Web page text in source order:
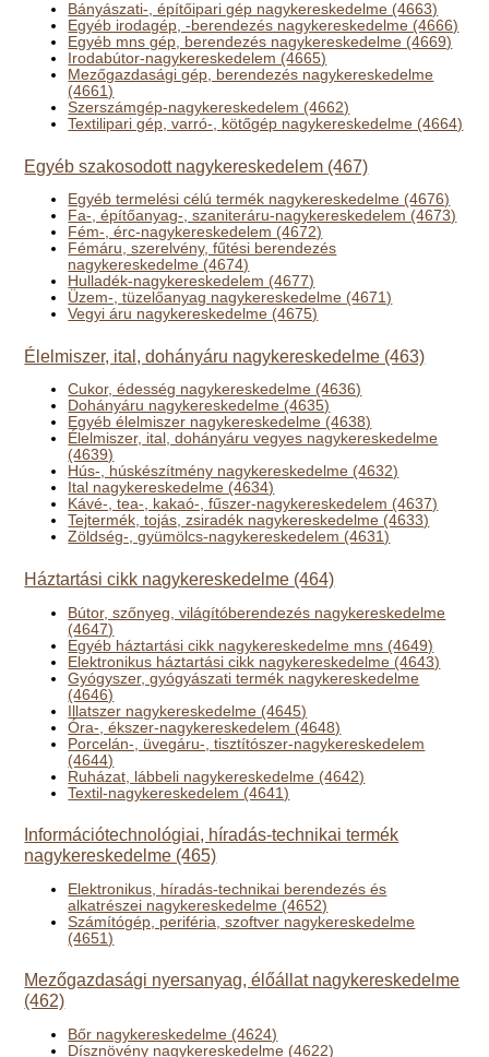
Bányászati-, építőipari gép nagykereskedelme (4663)
Egyéb irodagép, -berendezés nagykereskedelme (4666)
Egyéb mns gép, berendezés nagykereskedelme (4669)
Irodabútor-nagykereskedelem (4665)
Mezőgazdasági gép, berendezés nagykereskedelme
(4661)
Szerszámgép-nagykereskedelem (4662)
Textilipari gép, varró-, kötőgép nagykereskedelme (4664)
Egyéb szakosodott nagykereskedelem (467)
Egyéb termelési célú termék nagykereskedelme (4676)
Fa-, építőanyag-, szaniteráru-nagykereskedelem (4673)
Fém-, érc-nagykereskedelem (4672)
Fémáru, szerelvény, fűtési berendezés
nagykereskedelme (4674)
Hulladék-nagykereskedelem (4677)
Üzem-, tüzelőanyag nagykereskedelme (4671)
Vegyi áru nagykereskedelme (4675)
Élelmiszer, ital, dohányáru nagykereskedelme (463)
Cukor, édesség nagykereskedelme (4636)
Dohányáru nagykereskedelme (4635)
Egyéb élelmiszer nagykereskedelme (4638)
Élelmiszer, ital, dohányáru vegyes nagykereskedelme
(4639)
Hús-, húskészítmény nagykereskedelme (4632)
Ital nagykereskedelme (4634)
Kávé-, tea-, kakaó-, fűszer-nagykereskedelem (4637)
Tejtermék, tojás, zsiradék nagykereskedelme (4633)
Zöldség-, gyümölcs-nagykereskedelem (4631)
Háztartási cikk nagykereskedelme (464)
Bútor, szőnyeg, világítóberendezés nagykereskedelme
(4647)
Egyéb háztartási cikk nagykereskedelme mns (4649)
Elektronikus háztartási cikk nagykereskedelme (4643)
Gyógyszer, gyógyászati termék nagykereskedelme
(4646)
Illatszer nagykereskedelme (4645)
Óra-, ékszer-nagykereskedelem (4648)
Porcelán-, üvegáru-, tisztítószer-nagykereskedelem
(4644)
Ruházat, lábbeli nagykereskedelme (4642)
Textil-nagykereskedelem (4641)
Információtechnológiai, híradás-technikai termék
nagykereskedelme (465)
Elektronikus, híradás-technikai berendezés és
alkatrészei nagykereskedelme (4652)
Számítógép, periféria, szoftver nagykereskedelme
(4651)
Mezőgazdasági nyersanyag, élőállat nagykereskedelme
(462)
Bőr nagykereskedelme (4624)
Dísznövény nagykereskedelme (4622)